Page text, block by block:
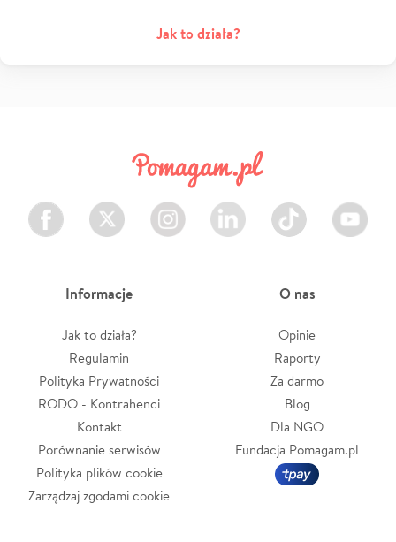
Jak to działa?
Facebook Twitter Instagram LinkedIn TikTok Youtube
Informacje
Jak to działa?
Regulamin
Polityka Prywatności
RODO - Kontrahenci
Kontakt
Porównanie serwisów
Polityka plików cookie
Zarządzaj zgodami cookie
O nas
Opinie
Raporty
Za darmo
Blog
Dla NGO
Fundacja Pomagam.pl